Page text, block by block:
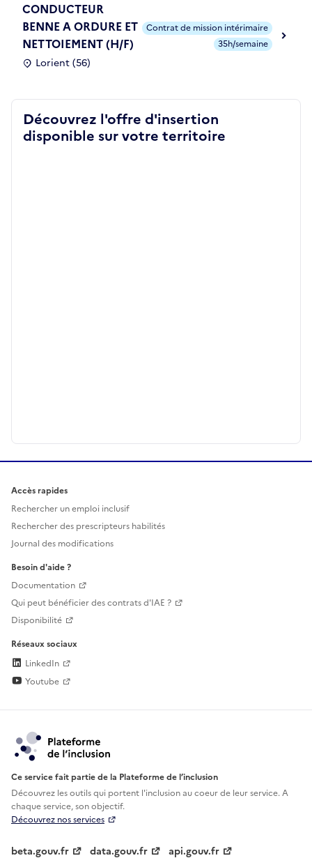
CONDUCTEUR
BENNE A ORDURE ET
NETTOIEMENT (H/F)
Lorient (56)
Contrat de mission intérimaire
35h/semaine
Découvrez l'offre d'insertion
disponible sur votre territoire
Accès rapides
Rechercher un emploi inclusif
Rechercher des prescripteurs habilités
Journal des modifications
Besoin d'aide ?
Documentation
Qui peut bénéficier des contrats d'IAE ?
Disponibilité
Réseaux sociaux
LinkedIn
Youtube
Ce service fait partie de la Plateforme de l’inclusion
Découvrez les outils qui portent l'inclusion aucoeur de leur service. A
chaque service, son objectif.
Découvrez nos services
beta.gouv.fr data.gouv.fr api.gouv.fr